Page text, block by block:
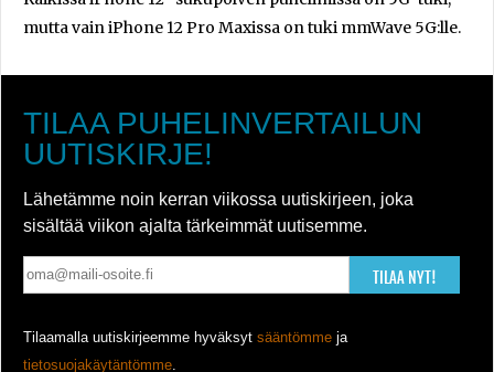
mutta vain iPhone 12 Pro Maxissa on tuki mmWave 5G:lle.
TILAA PUHELINVERTAILUN
UUTISKIRJE!
Lähetämme noin kerran viikossa uutiskirjeen, joka
sisältää viikon ajalta tärkeimmät uutisemme.
TILAA NYT!
Tilaamalla uutiskirjeemme hyväksyt sääntömme ja
tietosuojakäytäntömme